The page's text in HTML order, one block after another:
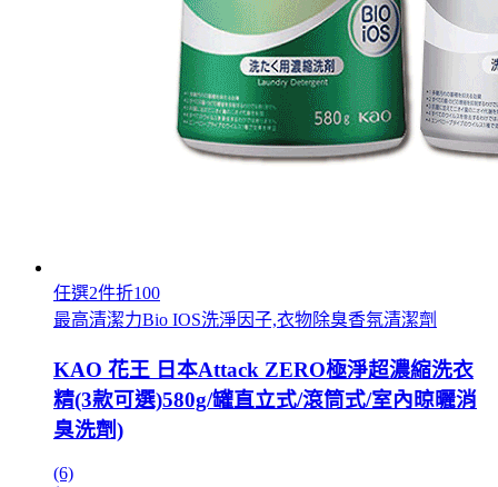
任選2件折100
最高清潔力Bio IOS洗淨因子,衣物除臭香氛清潔劑
KAO 花王 日本Attack ZERO極淨超濃縮洗衣
精(3款可選)580g/罐直立式/滾筒式/室內晾曬消
臭洗劑)
(6)